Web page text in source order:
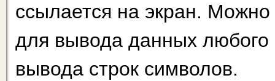
ссылается на экран.
для вывода данных любого
вывода строк символов.